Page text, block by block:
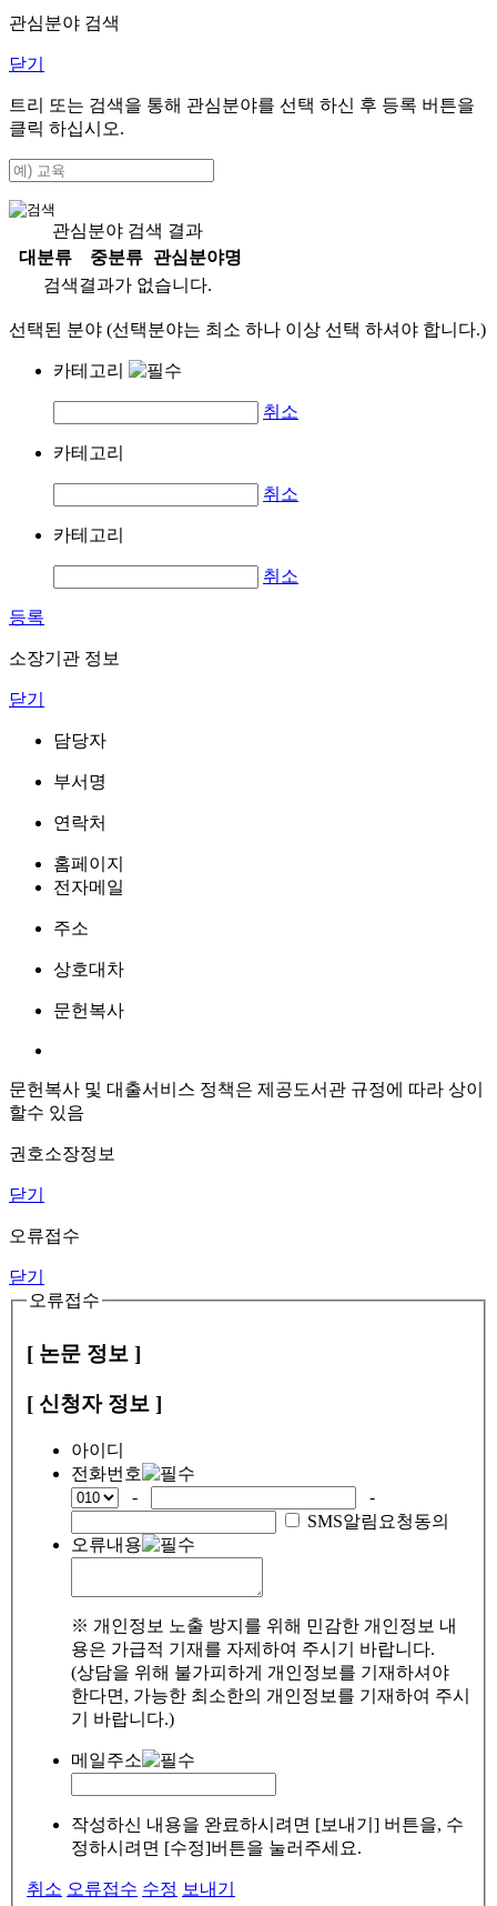
관심분야 검색
닫기
트리 또는 검색을 통해 관심분야를 선택 하신 후 등록 버튼을
클릭 하십시오.
관심분야 검색 결과
대분류
중분류
관심분야명
검색결과가 없습니다.
선택된 분야 (선택분야는 최소 하나 이상 선택 하셔야 합니다.)
카테고리
취소
카테고리
취소
카테고리
취소
등록
소장기관 정보
닫기
담당자
부서명
연락처
홈페이지
전자메일
주소
상호대차
문헌복사
문헌복사 및 대출서비스 정책은 제공도서관 규정에 따라 상이
할수 있음
권호소장정보
닫기
오류접수
닫기
오류접수
[ 논문 정보 ]
[ 신청자 정보 ]
아이디
전화번호
-
-
SMS알림요청동의
오류내용
※ 개인정보 노출 방지를 위해 민감한 개인정보 내
용은 가급적 기재를 자제하여 주시기 바랍니다.
(상담을 위해 불가피하게 개인정보를 기재하셔야
한다면, 가능한 최소한의 개인정보를 기재하여 주시
기 바랍니다.)
메일주소
작성하신 내용을 완료하시려면 [보내기] 버튼을, 수
정하시려면 [수정]버튼을 눌러주세요.
취소 오류접수 수정 보내기